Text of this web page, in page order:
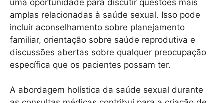
uma oportunidade para discutir questões mais
amplas relacionadas à saúde sexual. Isso pode
incluir aconselhamento sobre planejamento
familiar, orientação sobre saúde reprodutiva e
discussões abertas sobre qualquer preocupação
específica que os pacientes possam ter.
A abordagem holística da saúde sexual durante